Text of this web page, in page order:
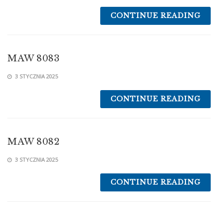
CONTINUE READING
MAW 8083
3 STYCZNIA 2025
CONTINUE READING
MAW 8082
3 STYCZNIA 2025
CONTINUE READING